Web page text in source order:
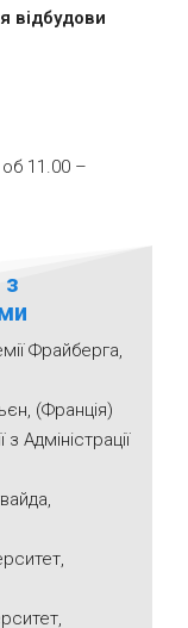
відбудови
11.00 –
Фрайберга,
(Франція)
Адміністрації